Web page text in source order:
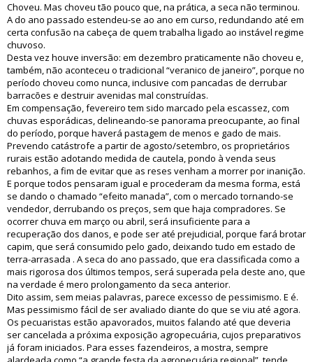
Choveu. Mas choveu tão pouco que, na prática, a seca não terminou.
A do ano passado estendeu-se ao ano em curso, redundando até em
certa confusão na cabeça de quem trabalha ligado ao instável regime
chuvoso.
Desta vez houve inversão: em dezembro praticamente não choveu e,
também, não aconteceu o tradicional “veranico de janeiro”, porque no
período choveu como nunca, inclusive com pancadas de derrubar
barracões e destruir avenidas mal construídas.
Em compensação, fevereiro tem sido marcado pela escassez, com
chuvas esporádicas, delineando-se panorama preocupante, ao final
do período, porque haverá pastagem de menos e gado de mais.
Prevendo catástrofe a partir de agosto/setembro, os proprietários
rurais estão adotando medida de cautela, pondo à venda seus
rebanhos, a fim de evitar que as reses venham a morrer por inanição.
E porque todos pensaram igual e procederam da mesma forma, está
se dando o chamado “efeito manada”, com o mercado tornando-se
vendedor, derrubando os preços, sem que haja compradores. Se
ocorrer chuva em março ou abril, será insuficiente para a
recuperação dos danos, e pode ser até prejudicial, porque fará brotar
capim, que será consumido pelo gado, deixando tudo em estado de
terra-arrasada . A seca do ano passado, que era classificada como a
mais rigorosa dos últimos tempos, será superada pela deste ano, que
na verdade é mero prolongamento da seca anterior.
Dito assim, sem meias palavras, parece excesso de pessimismo. E é.
Mas pessimismo fácil de ser avaliado diante do que se viu até agora.
Os pecuaristas estão apavorados, muitos falando até que deveria
ser cancelada a próxima exposição agropecuária, cujos preparativos
já foram iniciados. Para esses fazendeiros, a mostra, sempre